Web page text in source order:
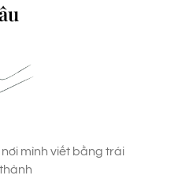
mình viết bằng trái